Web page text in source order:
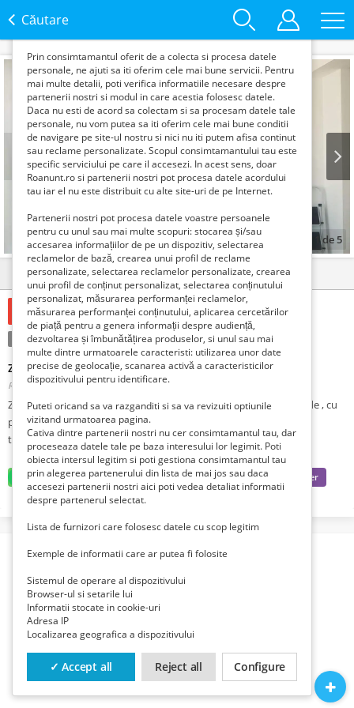
Căutare
1de5
Detalii Contact
Gratuit
Condiție:Nou
Zugraveli.
Romania, Constanta, Constanta, Constanta,
Zugravim apartamente, spatii comerciale, case,scari de bloc, fatade , cu
profesionalism. Montam tapet si fototapet - Constanta - Sergiu -
tel.0774620826
date sunt folosite pentru analizarea traffic-ului pe site-ul
Prin consimtamantul oferit de a colecta si procesa datele
personale, ne ajuti sa iti oferim cele mai bune servicii. Pentru
mai multe detalii, poti verifica informatiile necesare despre
partenerii nostri si modul in care acestia folosesc datele.
Daca nu esti de acord sa colectam si sa procesam datele tale
personale, nu vom putea sa iti oferim cele mai bune conditii
de navigare pe site-ul nostru si nici nu iti putem afisa continut
sau reclame personalizate. Scopul consimtamantului tau este
specific serviciului pe care il accesezi. In acest sens, doar
Roanunt.ro si partenerii nostri pot procesa datele acordului
tau iar el nu este distribuit cu alte site-uri de pe Internet.
Partenerii nostri pot procesa datele voastre persoanele
pentru cu unul sau mai multe scopuri: stocarea și/sau
accesarea informațiilor de pe un dispozitiv, selectarea
reclamelor de bază, crearea unui profil de reclame
personalizate, selectarea reclamelor personalizate, crearea
unui profil de conținut personalizat, selectarea conținutului
personalizat, măsurarea performanței reclamelor,
măsurarea performanței conținutului, aplicarea cercetărilor
de piață pentru a genera informații despre audiență,
dezvoltarea și îmbunătățirea produselor, si unul sau mai
multe dintre urmatoarele caracteristi: utilizarea unor date
precise de geolocație, scanarea activă a caracteristicilor
dispozitivului pentru identificare.
Puteti oricand sa va razganditi si sa va revizuiti optiunile
vizitand urmatoarea pagina.
Cativa dintre partenerii nostri nu cer consimtamantul tau, dar
proceseaza datele tale pe baza interesului lor legimit. Poti
obiecta intersul legitim si poti gestiona consimtamantul tau
prin alegerea partenerului din lista de mai jos sau daca
accesezi partenerii nostri aici poti vedea detaliat informatii
despre partenerul selectat.
Lista de furnizori care folosesc datele cu scop legitim
Exemple de informatii care ar putea fi folosite
Sistemul de operare al dispozitivului
Browser-ul si setarile lui
Informatii stocate in cookie-uri
Adresa IP
Localizarea geografica a dispozitivului
✓ Accept all Reject all Configure